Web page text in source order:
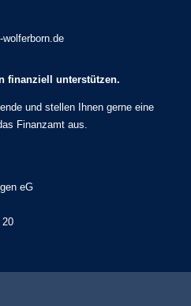
finanziell unterstützen.
und stellen Ihnen gerne eine
Finanzamt aus.
eG
20